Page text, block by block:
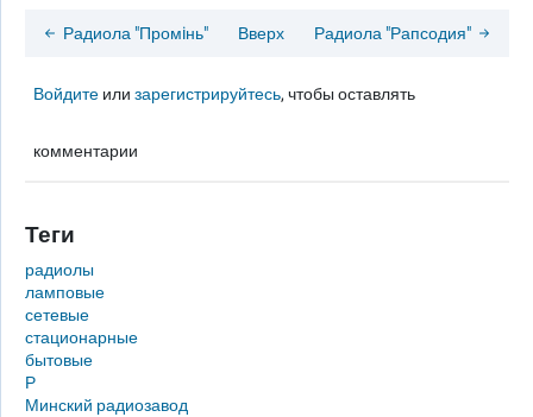
Радиола "Промiнь" Вверх Радиола "Рапсодия"
Войдите илизарегистрируйтесь, чтобы оставлять
комментарии
Теги
радиолы
ламповые
сетевые
стационарные
бытовые
Р
Минский радиозавод